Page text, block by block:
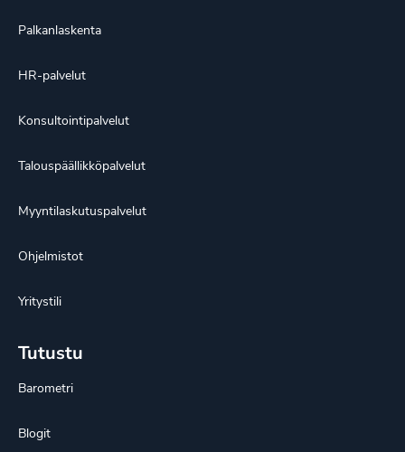
Palkanlaskenta
HR-palvelut
Konsultointipalvelut
Talouspäällikköpalvelut
Myyntilaskutuspalvelut
Ohjelmistot
Yritystili
Tutustu
Barometri
Blogit